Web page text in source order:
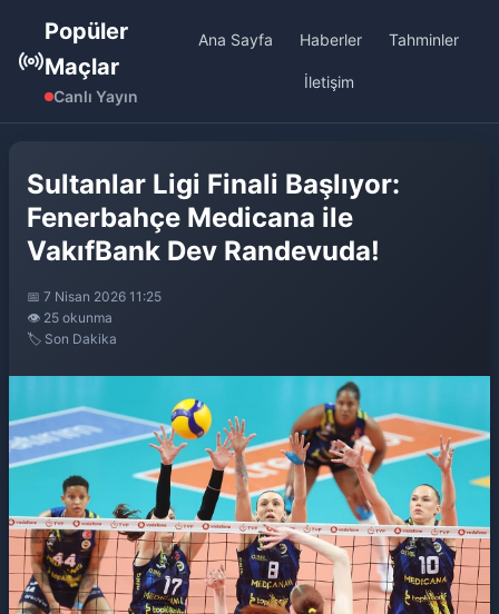
Popüler
Maçlar
Canlı Yayın
Ana Sayfa Haberler Tahminler
İletişim
Sultanlar Ligi Finali Başlıyor:
Fenerbahçe Medicana ile
VakıfBank Dev Randevuda!
📅 7 Nisan 2026 11:25
👁️ 25 okunma
🏷️ Son Dakika